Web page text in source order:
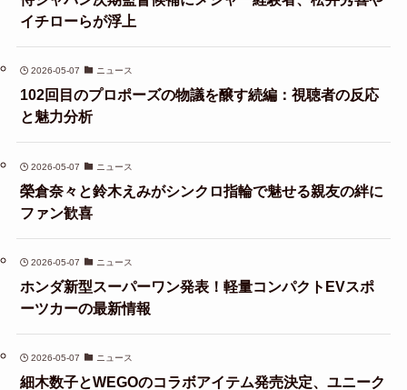
イチローらが浮上
2026-05-07 ニュース
102回目のプロポーズの物議を醸す続編：視聴者の反応
と魅力分析
2026-05-07 ニュース
榮倉奈々と鈴木えみがシンクロ指輪で魅せる親友の絆に
ファン歓喜
2026-05-07 ニュース
ホンダ新型スーパーワン発表！軽量コンパクトEVスポ
ーツカーの最新情報
2026-05-07 ニュース
細木数子とWEGOのコラボアイテム発売決定、ユニーク